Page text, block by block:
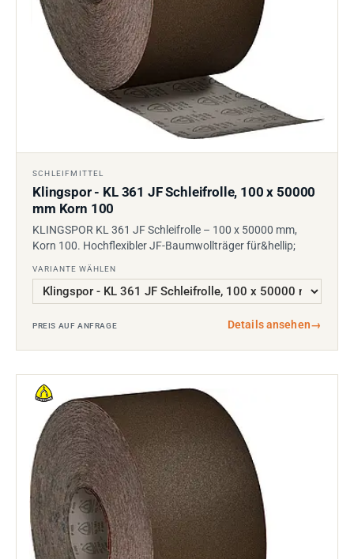
SCHLEIFMITTEL
Klingspor - KL 361 JF Schleifrolle, 100 x 50000
mm Korn 100
KLINGSPOR KL 361 JF Schleifrolle – 100 x 50000 mm,
Korn 100. Hochflexibler JF-Baumwollträger für&hellip;
VARIANTE WÄHLEN
PREIS AUF ANFRAGE Details ansehen→